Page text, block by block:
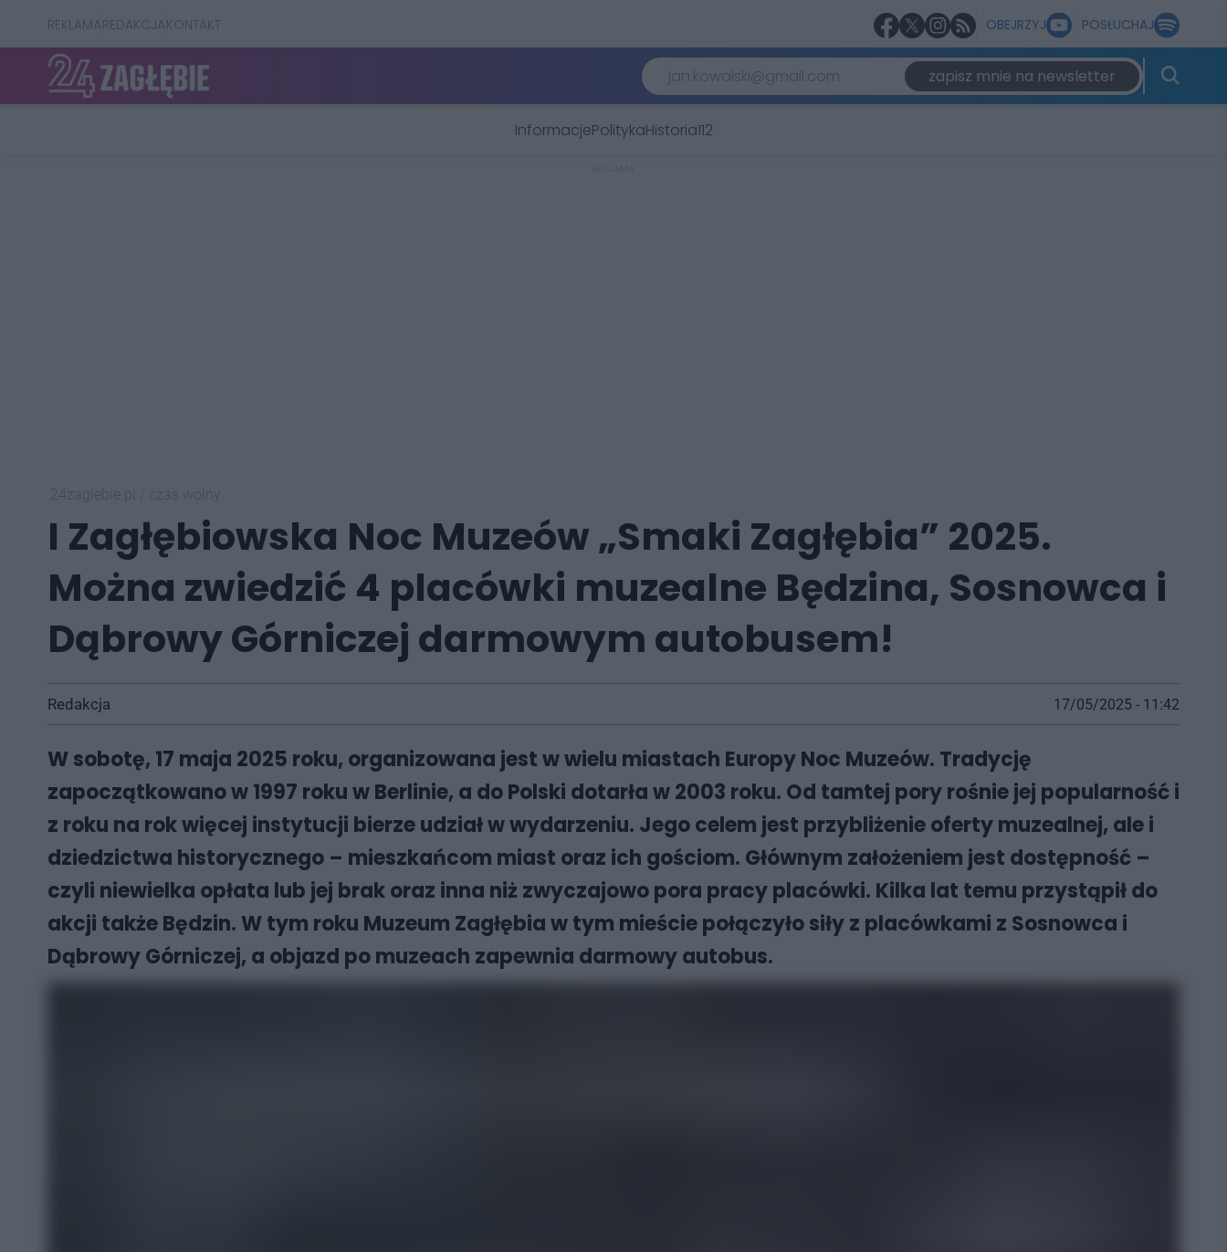
REKLAMAREDAKCJAKONTAKT OBEJRZYJ POSŁUCHAJ
zapisz mnie na newsletter
InformacjePolitykaHistoria112
I Zagłębiowska Noc Muzeów „Smaki Zagłębia” 2025.
Można zwiedzić 4 placówki muzealne Będzina, Sosnowca i
Dąbrowy Górniczej darmowym autobusem!
Redakcja 17/05/2025 - 11:42
W sobotę, 17 maja 2025 roku, organizowana jest w wielu miastach Europy Noc Muzeów. Tradycję
zapoczątkowano w 1997 roku w Berlinie, a do Polski dotarła w 2003 roku. Od tamtej pory rośnie jej popularność i
z roku na rok więcej instytucji bierze udział w wydarzeniu. Jego celem jest przybliżenie oferty muzealnej, ale i
dziedzictwa historycznego – mieszkańcom miast oraz ich gościom. Głównym założeniem jest dostępność –
czyli niewielka opłata lub jej brak oraz inna niż zwyczajowo pora pracy placówki. Kilka lat temu przystąpił do
akcji także Będzin. W tym roku Muzeum Zagłębia w tym mieście połączyło siły z placówkami z Sosnowca i
Dąbrowy Górniczej, a objazd po muzeach zapewnia darmowy autobus.